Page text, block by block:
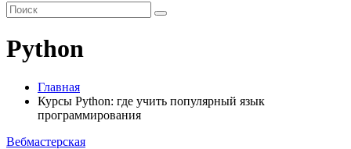
Python
Главная
Курсы Python: где учить популярный язык
программирования
Вебмастерская